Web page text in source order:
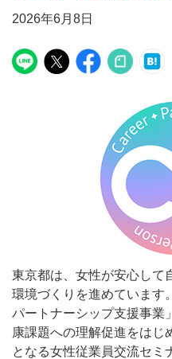
2026年6月8日
東京都は、女性が安心して
環境づくりを進めています
パートナーシップ支援事業
康課題への理解促進をはじ
となる女性従業員交流セミ